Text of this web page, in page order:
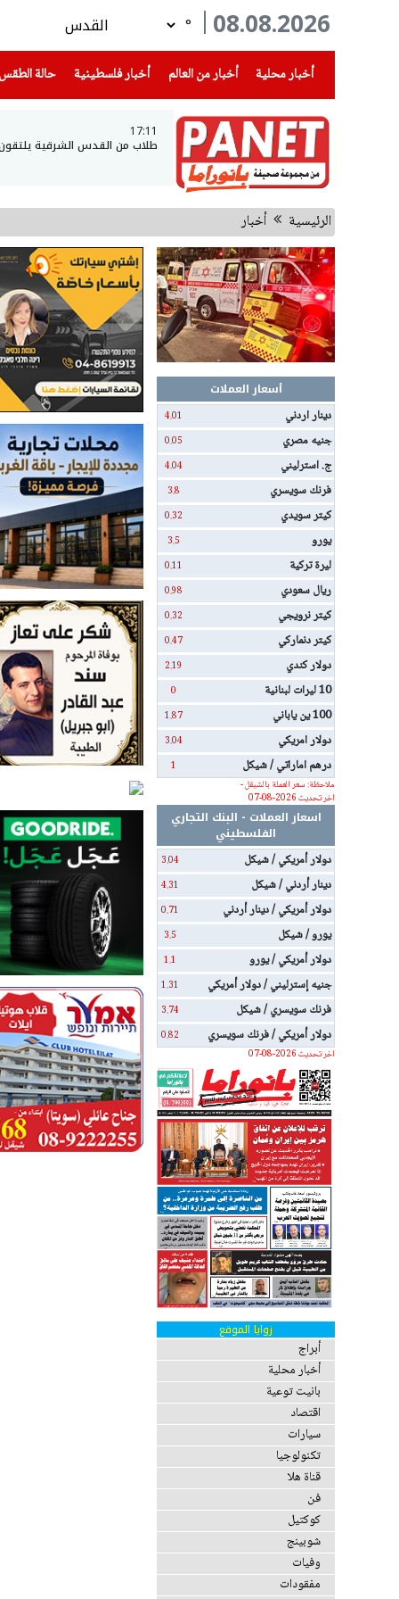
08.08.2026
°
أخبار محلية
(current) أخبار من العالم أخبار فلسطينية(current) حالة الطقس
17:11
طلاب من القدس الشرقية يلتقون
الرئيسية أخبار
أسعار العملات
دينار اردني
4.01
جنيه مصري 0.05
ج. استرليني 4.04
فرنك سويسري 3.8
كيتر سويدي 0.32
يورو 3.5
ليرة تركية 0.11
ريال سعودي 0.98
كيتر نرويجي 0.32
كيتر دنماركي 0.47
دولار كندي 2.19
10 ليرات لبنانية 0
100 ين ياباني 1.87
دولار امريكي 3.04
درهم اماراتي / شيكل
1
ملاحظة: سعر العملة بالشيقل -
اخر تحديث 2026-08-07
اسعار العملات - البنك التجاري
الفلسطيني
دولار أمريكي / شيكل
3.04
دينار أردني / شيكل 4.31
دولار أمريكي / دينار أردني 0.71
يورو / شيكل 3.5
دولار أمريكي / يورو 1.1
جنيه إسترليني / دولار أمريكي 1.31
فرنك سويسري / شيكل 3.74
دولار أمريكي / فرنك سويسري
0.82
اخر تحديث 2026-08-07
زوايا الموقع
أبراج
أخبار محلية
بانيت توعية
اقتصاد
سيارات
تكنولوجيا
قناة هلا
فن
كوكتيل
شوبينج
وفيات
مفقودات